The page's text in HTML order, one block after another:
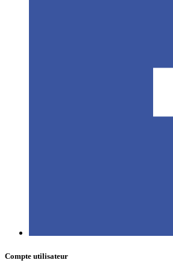
Compte utilisateur